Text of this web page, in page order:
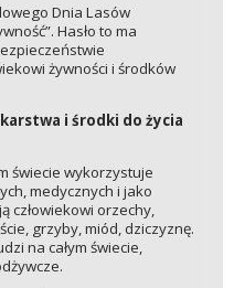
Dnia Lasów
Hasło to ma
żywności i środków
i środki do życia
świecie wykorzystuje
medycznych i jako
człowiekowi orzechy,
grzyby, miód, dziczyznę.
na całym świecie,